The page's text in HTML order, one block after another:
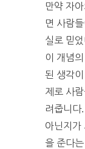
만약 자
면 사람
실로 믿
이 개념
된 생각
제로 사
려줍니다
아닌지가
을 준다